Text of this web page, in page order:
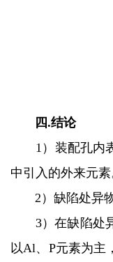
四.结论
1）装配孔内
中引入的外来元素
2）缺陷处异
3）在缺陷处
以Al、P元素为主